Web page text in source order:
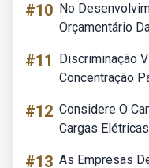
#10 No
Orçamentário
#11
Discriminação
Concentração
#12 Considere O
Cargas
#13 As Empresas